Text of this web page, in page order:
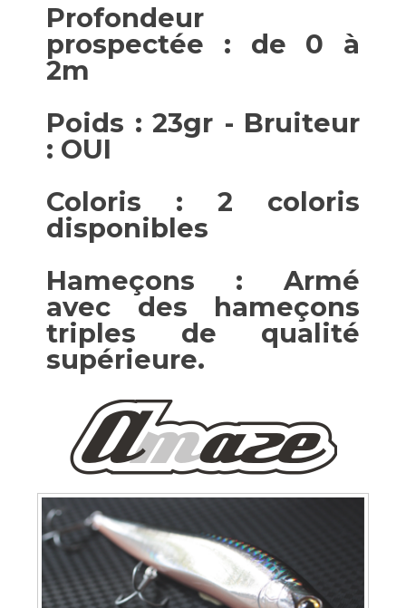
Profondeur
prospectée : de 0 à
2m
Poids : 23gr - Bruiteur
: OUI
Coloris : 2 coloris
disponibles
Hameçons : Armé
avec des hameçons
triples de qualité
supérieure.